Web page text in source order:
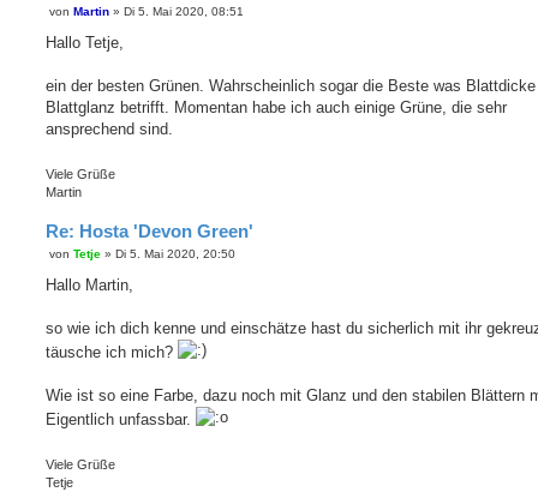
e
a
g
von Martin » Di 5. Mai 2020, 08:51
Hallo Tetje,
ein der besten Grünen. Wahrscheinlich sogar die Beste was
Blattglanz betrifft. Momentan habe ich auch einige Grüne, die sehr
ansprechend sind.
Viele Grüße
Martin
Re: Hosta 'Devon Green'
e
a
g
von Tetje » Di 5. Mai 2020, 20:50
Hallo Martin,
so wie ich dich kenne und einschätze hast du sicherlich mit ihr
täusche ich mich?
Wie ist so eine Farbe, dazu noch mit Glanz und den stabilen Blättern
Eigentlich unfassbar.
Viele Grüße
Tetje